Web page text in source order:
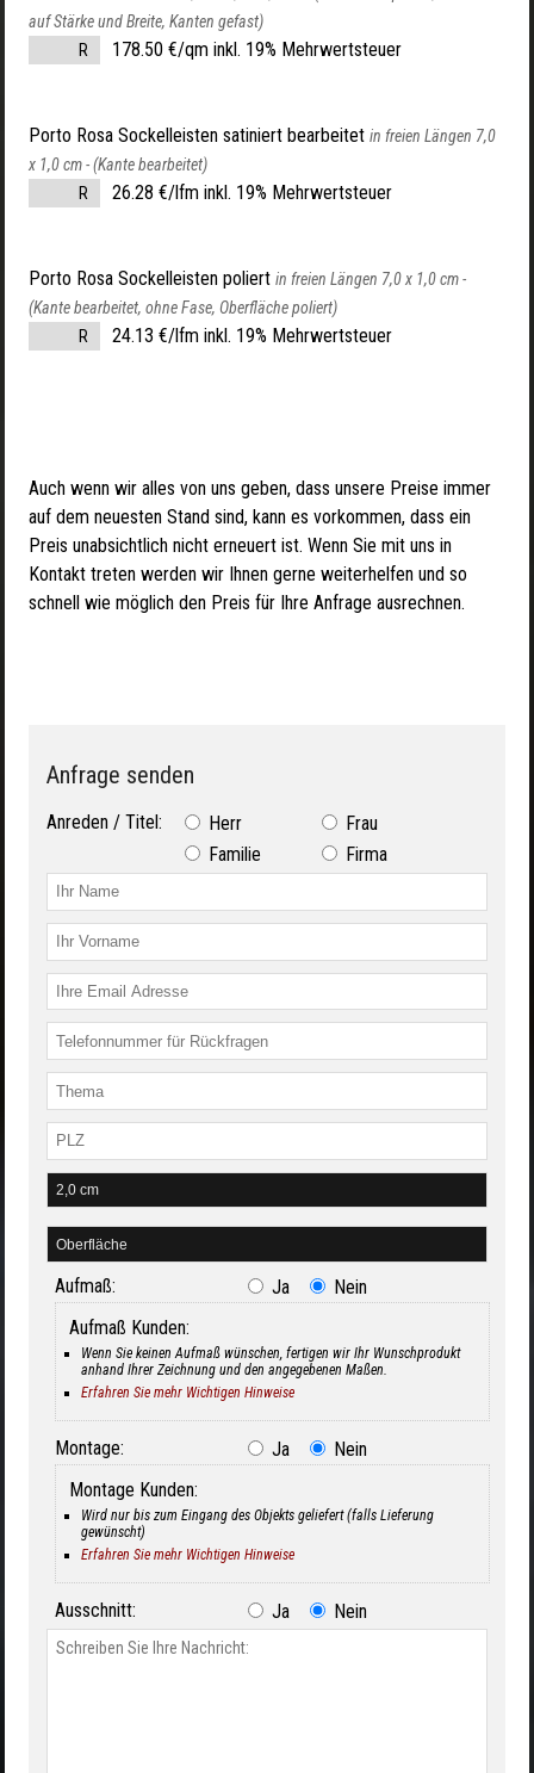
auf Stärke und Breite, Kanten gefast)
R
178.50 €/qm inkl. 19% Mehrwertsteuer
Porto Rosa Sockelleisten satiniert bearbeitet in freien Längen 7,0
x 1,0 cm -(Kante bearbeitet)
R
26.28 €/lfm inkl. 19% Mehrwertsteuer
Porto Rosa Sockelleisten poliert in freien Längen 7,0 x 1,0 cm -
(Kante bearbeitet, ohne Fase, Oberfläche poliert)
R
24.13 €/lfm inkl. 19% Mehrwertsteuer
Auch wenn wir alles von uns geben, dass unsere Preise immer
auf dem neuesten Stand sind, kann es vorkommen, dass ein
Preis unabsichtlich nicht erneuert ist. Wenn Sie mit uns in
Kontakt treten werden wir Ihnen gerne weiterhelfen und so
schnell wie möglich den Preis für Ihre Anfrage ausrechnen.
Anfrage senden
Anreden / Titel: Herr
Frau
Familie
Firma
Aufmaß: Ja
Nein
Aufmaß Kunden:
Wenn Sie keinen Aufmaß wünschen, fertigen wir Ihr Wunschprodukt
anhand Ihrer Zeichnung und den angegebenen Maßen.
Erfahren Sie mehr Wichtigen Hinweise
Montage: Ja
Nein
Montage Kunden:
Wird nur bis zum Eingang des Objekts geliefert (falls Lieferung
gewünscht)
Erfahren Sie mehr Wichtigen Hinweise
Ausschnitt: Ja Nein